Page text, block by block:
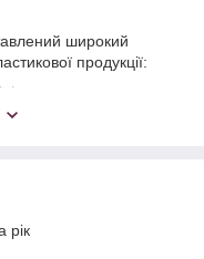
широкий
продукції:
овочевого фаршу;
рік